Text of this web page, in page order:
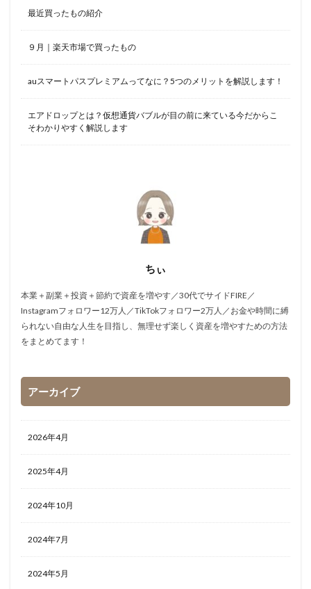
最近買ったもの紹介
９月｜楽天市場で買ったもの
auスマートパスプレミアムってなに？5つのメリットを解説します！
エアドロップとは？仮想通貨バブルが目の前に来ている今だからこ
そわかりやすく解説します
ちぃ
本業＋副業＋投資＋節約で資産を増やす／30代でサイドFIRE／
Instagramフォロワー12万人／TikTokフォロワー2万人／お金や時間に縛
られない自由な人生を目指し、無理せず楽しく資産を増やすための方法
をまとめてます！
アーカイブ
2026年4月
2025年4月
2024年10月
2024年7月
2024年5月